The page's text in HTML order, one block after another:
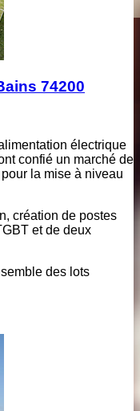
74200
électrique
confié un marché de
la mise à niveau
création de postes
et de deux
des lots